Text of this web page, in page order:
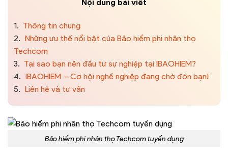
Nội dung bài viết
1. Thông tin chung
2. Những ưu thế nổi bật của Bảo hiểm phi nhân thọ
Techcom
3. Tại sao bạn nên đầu tư sự nghiệp tại IBAOHIEM?
4. IBAOHIEM – Cơ hội nghề nghiệp đang chờ đón bạn!
5. Liên hệ và tư vấn
Bảo hiểm phi nhân thọ Techcom tuyển dụng